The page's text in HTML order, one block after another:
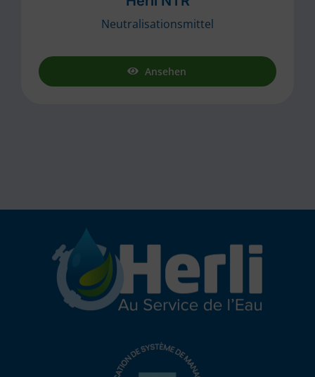
Neutralisationsmittel
Ansehen